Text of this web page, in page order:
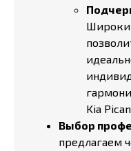
Kia
Выбор
предлагаем